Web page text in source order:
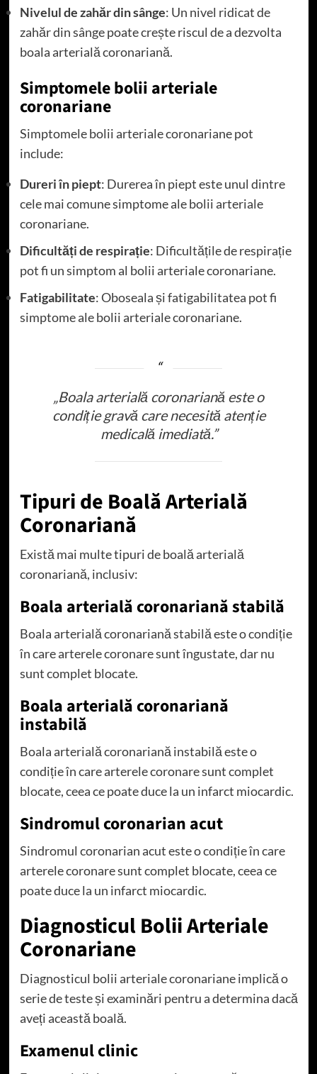
Nivelul de zahăr din sânge: Un nivel ridicat de
zahăr din sânge poate crește riscul de a dezvolta
boala arterială coronariană.
Simptomele bolii arteriale
coronariane
Simptomele bolii arteriale coronariane pot
include:
Dureri în piept: Durerea în piept este unul dintre
cele mai comune simptome ale bolii arteriale
coronariane.
Dificultăți de respirație: Dificultățile de respirație
pot fi un simptom al bolii arteriale coronariane.
Fatigabilitate: Oboseala și fatigabilitatea pot fi
simptome ale bolii arteriale coronariane.
„Boala arterială coronariană este o
condiție gravă care necesită atenție
medicală imediată.”
Tipuri de Boală Arterială
Coronariană
Există mai multe tipuri de boală arterială
coronariană, inclusiv:
Boala arterială coronariană stabilă
Boala arterială coronariană stabilă este o condiție
în care arterele coronare sunt îngustate, dar nu
sunt complet blocate.
Boala arterială coronariană
instabilă
Boala arterială coronariană instabilă este o
condiție în care arterele coronare sunt complet
blocate, ceea ce poate duce la un infarct miocardic.
Sindromul coronarian acut
Sindromul coronarian acut este o condiție în care
arterele coronare sunt complet blocate, ceea ce
poate duce la un infarct miocardic.
Diagnosticul Bolii Arteriale
Coronariane
Diagnosticul bolii arteriale coronariane implică o
serie de teste și examinări pentru a determina dacă
aveți această boală.
Examenul clinic